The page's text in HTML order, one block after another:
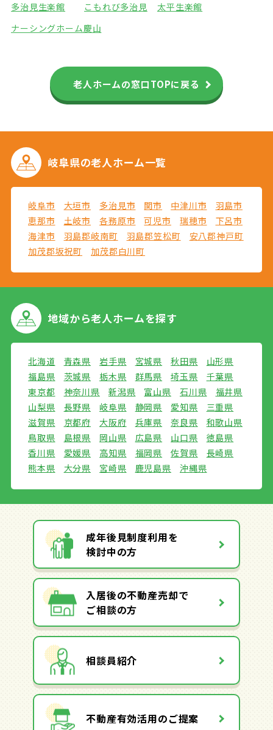
多治見生楽館
こもれび多治見
太平生楽館
ナーシングホーム慶山
老人ホームの窓口TOPに戻る
岐阜県の老人ホーム一覧
岐阜市 大垣市 多治見市 関市 中津川市
羽島市
恵那市
土岐市 各務原市 可児市 瑞穂市
下呂市
海津市
羽島郡岐南町 羽島郡笠松町
安八郡神戸町
加茂郡坂祝町
加茂郡白川町
地域から老人ホームを探す
北海道 青森県 岩手県 宮城県 秋田県
山形県
福島県
茨城県 栃木県 群馬県 埼玉県
千葉県
東京都
神奈川県 新潟県 富山県 石川県
福井県
山梨県
長野県 岐阜県 静岡県 愛知県
三重県
滋賀県
京都府 大阪府 兵庫県 奈良県
和歌山県
鳥取県
島根県 岡山県 広島県 山口県
徳島県
香川県
愛媛県 高知県 福岡県 佐賀県
長崎県
熊本県
大分県 宮崎県 鹿児島県 沖縄県
成年後見制度利用を
検討中の方
入居後の不動産売却で
ご相談の方
相談員紹介
不動産有効活用のご提案